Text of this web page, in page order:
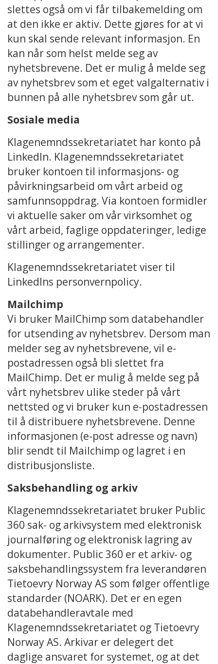
slettes også om vi får tilbakemelding om
at den ikke er aktiv. Dette gjøres for at vi
kun skal sende relevant informasjon. En
kan når som helst melde seg av
nyhetsbrevene. Det er mulig å melde seg
av nyhetsbrev som et eget valgalternativ i
bunnen på alle nyhetsbrev som går ut.
Sosiale media
Klagenemndssekretariatet har konto på
LinkedIn. Klagenemndssekretariatet
bruker kontoen til informasjons- og
påvirkningsarbeid om vårt arbeid og
samfunnsoppdrag. Via kontoen formidler
vi aktuelle saker om vår virksomhet og
vårt arbeid, faglige oppdateringer, ledige
stillinger og arrangementer.
Klagenemndssekretariatet viser til
LinkedIns personvernpolicy.
Mailchimp
Vi bruker MailChimp som databehandler
for utsending av nyhetsbrev. Dersom man
melder seg av nyhetsbrevene, vil e-
postadressen også bli slettet fra
MailChimp. Det er mulig å melde seg på
vårt nyhetsbrev ulike steder på vårt
nettsted og vi bruker kun e-postadressen
til å distribuere nyhetsbrevene. Denne
informasjonen (e-post adresse og navn)
blir sendt til Mailchimp og lagret i en
distribusjonsliste.
Saksbehandling og arkiv
Klagenemndssekretariatet bruker Public
360 sak- og arkivsystem med elektronisk
journalføring og elektronisk lagring av
dokumenter. Public 360 er et arkiv- og
saksbehandlingssystem fra leverandøren
Tietoevry Norway AS som følger offentlige
standarder (NOARK). Det er en egen
databehandleravtale med
Klagenemndssekretariatet og Tietoevry
Norway AS. Arkivar er delegert det
daglige ansvaret for systemet, og at det